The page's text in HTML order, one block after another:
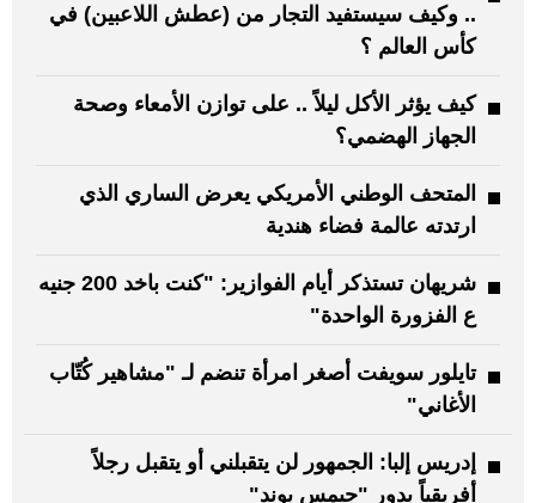
.. وكيف سيستفيد التجار من (عطش اللاعبين) في
كأس العالم ؟
كيف يؤثر الأكل ليلاً .. على توازن الأمعاء وصحة
الجهاز الهضمي؟
المتحف الوطني الأمريكي يعرض الساري الذي
ارتدته عالمة فضاء هندية
شريهان تستذكر أيام الفوازير: "كنت باخد 200 جنيه
ع الفزورة الواحدة"
تايلور سويفت أصغر امرأة تنضم لـ "مشاهير كُتّاب
الأغاني"
إدريس إلبا: الجمهور لن يتقبلني أو يتقبل رجلاً
أفريقياً بدور "جيمس بوند"